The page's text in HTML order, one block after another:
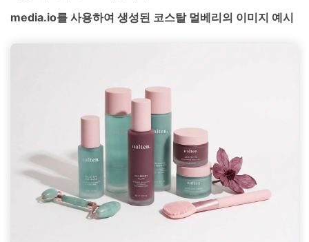
media.io를 사용하여 생성된 코스탈 멀베리의 이미지 예시